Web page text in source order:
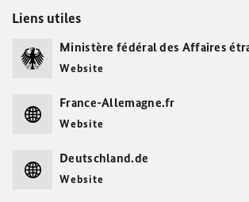
Liens utiles
Ministère fédéral des Affaires
Website
France-Allemagne.fr
Website
Deutschland.de
Website